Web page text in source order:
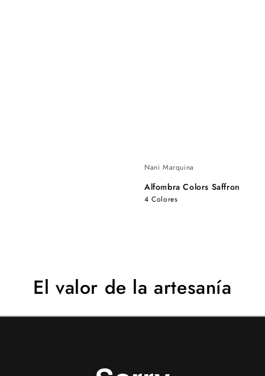
Nani Marquina
Alfombra Colors Saffron
4 Colores
El valor de la artesanía